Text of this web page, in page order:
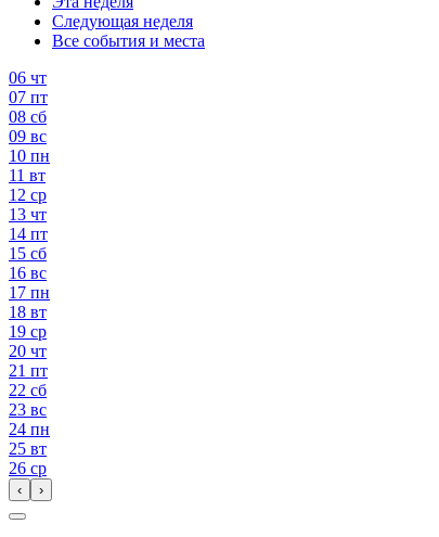
Следующая неделя
Все события и места
06 чт
07 пт
08 сб
09 вс
10 пн
11 вт
12 ср
13 чт
14 пт
15 сб
16 вс
17 пн
18 вт
19 ср
20 чт
21 пт
22 сб
23 вс
24 пн
25 вт
26 ср
‹ ›